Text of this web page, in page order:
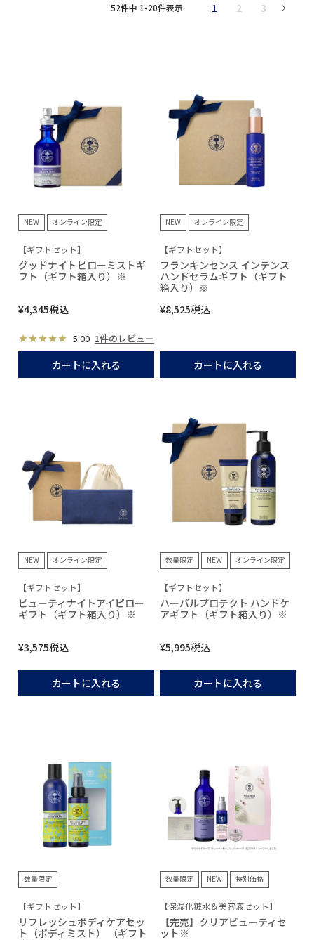
52件中 1-20件表示 1 2 3
NEW オンライン限定
【ギフトセット】
グッドナイトピローミストギ
フト（ギフト箱入り）※
¥4,345税込
5.00 1件のレビュー
カートに入れる
NEW オンライン限定
【ギフトセット】
フランキンセンス インテンス
ハンドセラムギフト（ギフト
箱入り）※
¥8,525税込
カートに入れる
NEW オンライン限定
【ギフトセット】
ビューティナイトアイピロー
ギフト（ギフト箱入り）※
¥3,575税込
カートに入れる
数量限定 NEW オンライン限定
【ギフトセット】
ハーバルプロテクト ハンドケ
アギフト（ギフト箱入り）※
¥5,995税込
カートに入れる
数量限定
【ギフトセット】
リフレッシュボディケアセッ
ト（ボディミスト） （ギフト
数量限定 NEW 特別価格
【保湿化粧水＆美容液セット】
【完売】クリアビューティセ
ット※